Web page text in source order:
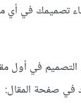
تصميمك في أي
في أول
في صفحة المقال: